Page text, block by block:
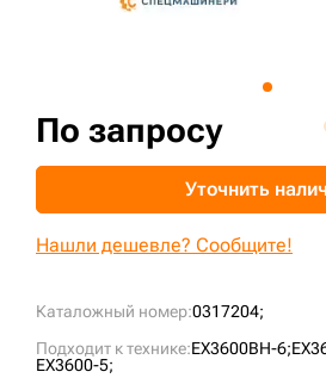
Каталожный номер:0317204;
Подходит к технике:EX3600BH-6;
EX3600-5;
По запросу
Уточнить
Нашли дешевле? Сообщите!